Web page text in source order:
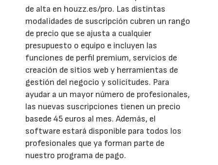
de alta en houzz.es/pro. Las distintas
modalidades de suscripción cubren un rango
de precio que se ajusta a cualquier
presupuesto o equipo e incluyen las
funciones de perfil premium, servicios de
creación de sitios web y herramientas de
gestión del negocio y solicitudes. Para
ayudar a un mayor número de profesionales,
las nuevas suscripciones tienen un precio
basede 45 euros al mes. Además, el
software estará disponible para todos los
profesionales que ya forman parte de
nuestro programa de pago.